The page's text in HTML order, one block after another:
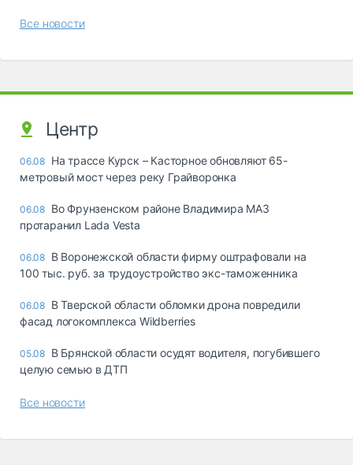
Все новости
Центр
06.08 На трассе Курск – Касторное обновляют 65-
метровый мост через реку Грайворонка
06.08 Во Фрунзенском районе Владимира МАЗ
протаранил Lada Vesta
06.08 В Воронежской области фирму оштрафовали на
100 тыс. руб. за трудоустройство экс-таможенника
06.08 В Тверской области обломки дрона повредили
фасад логокомплекса Wildberries
05.08 В Брянской области осудят водителя, погубившего
целую семью в ДТП
Все новости